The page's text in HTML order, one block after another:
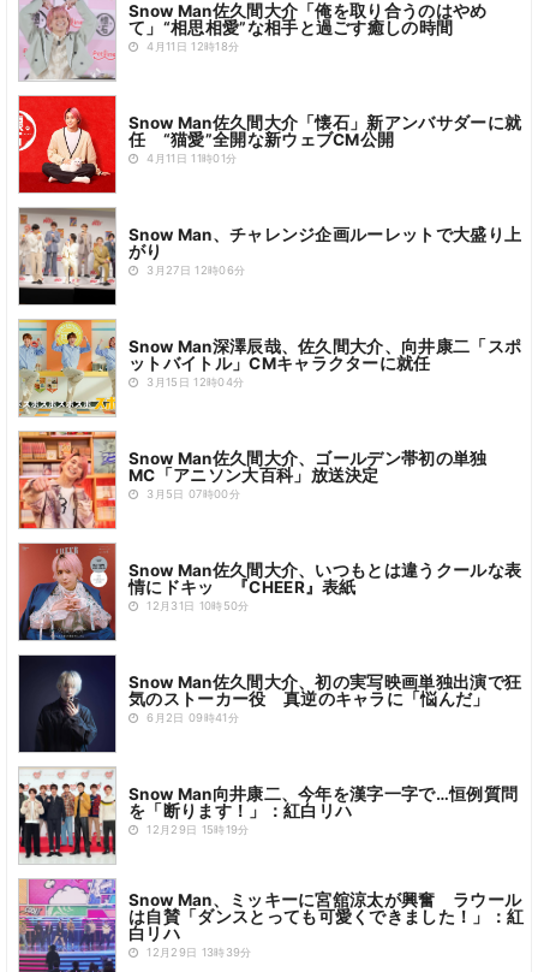
Snow Man佐久間大介「俺を取り合うのはやめ
て」“相思相愛”な相手と過ごす癒しの時間
4月11日 12時18分
Snow Man佐久間大介「懐石」新アンバサダーに就
任 “猫愛”全開な新ウェブCM公開
4月11日 11時01分
Snow Man、チャレンジ企画ルーレットで大盛り上
がり
3月27日 12時06分
Snow Man深澤辰哉、佐久間大介、向井康二「スポ
ットバイトル」CMキャラクターに就任
3月15日 12時04分
Snow Man佐久間大介、ゴールデン帯初の単独
MC「アニソン大百科」放送決定
3月5日 07時00分
Snow Man佐久間大介、いつもとは違うクールな表
情にドキッ 『CHEER』表紙
12月31日 10時50分
Snow Man佐久間大介、初の実写映画単独出演で狂
気のストーカー役 真逆のキャラに「悩んだ」
6月2日 09時41分
Snow Man向井康二、今年を漢字一字で…恒例質問
を「断ります！」：紅白リハ
12月29日 15時19分
Snow Man、ミッキーに宮舘涼太が興奮 ラウール
は自賛「ダンスとっても可愛くできました！」：紅
白リハ
12月29日 13時39分